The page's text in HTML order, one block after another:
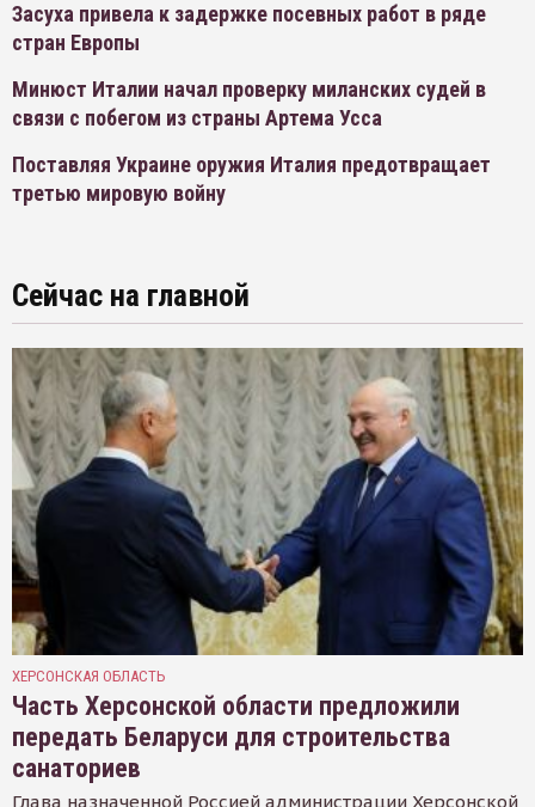
Засуха привела к задержке посевных работ в ряде
стран Европы
Минюст Италии начал проверку миланских судей в
связи с побегом из страны Артема Усса
Поставляя Украине оружия Италия предотвращает
третью мировую войну
Сейчас на главной
ХЕРСОНСКАЯ ОБЛАСТЬ
Часть Херсонской области предложили
передать Беларуси для строительства
санаториев
Глава назначенной Россией администрации Херсонской